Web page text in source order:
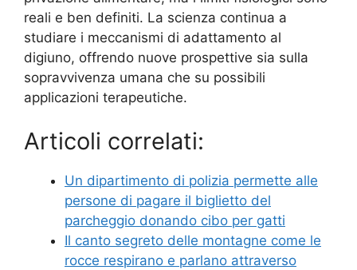
reali e ben definiti. La scienza continua a
studiare i meccanismi di adattamento al
digiuno, offrendo nuove prospettive sia sulla
sopravvivenza umana che su possibili
applicazioni terapeutiche.
Articoli correlati:
Un dipartimento di polizia permette alle
persone di pagare il biglietto del
parcheggio donando cibo per gatti
Il canto segreto delle montagne come le
rocce respirano e parlano attraverso